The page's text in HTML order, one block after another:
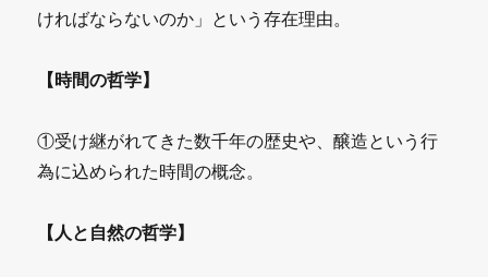
ければならないのか」という存在理由。
【時間の哲学】
①受け継がれてきた数千年の歴史や、醸造という行
為に込められた時間の概念。
【人と自然の哲学】